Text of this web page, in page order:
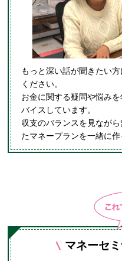
もっと深い話が聞きたい
ください。
お金に関する疑問や悩み
バイスしています。
収支のバランスを見なが
たマネープランを一緒に作
マネーセ